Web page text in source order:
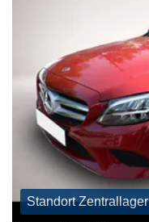
Standort Zentrallager